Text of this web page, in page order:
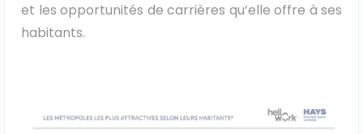
et les opportunités de carrières qu’elle offre à ses
habitants.